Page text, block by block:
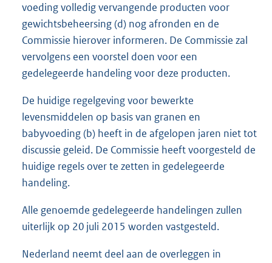
voeding volledig vervangende producten voor
gewichtsbeheersing (d) nog afronden en de
Commissie hierover informeren. De Commissie zal
vervolgens een voorstel doen voor een
gedelegeerde handeling voor deze producten.
De huidige regelgeving voor bewerkte
levensmiddelen op basis van granen en
babyvoeding (b) heeft in de afgelopen jaren niet tot
discussie geleid. De Commissie heeft voorgesteld de
huidige regels over te zetten in gedelegeerde
handeling.
Alle genoemde gedelegeerde handelingen zullen
uiterlijk op 20 juli 2015 worden vastgesteld.
Nederland neemt deel aan de overleggen in